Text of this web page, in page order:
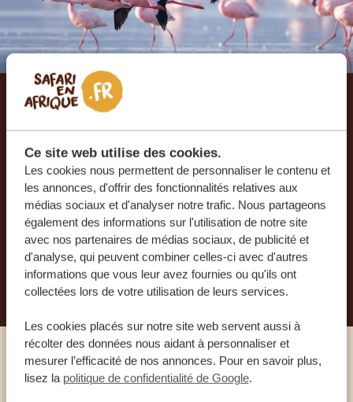
Ce site web utilise des cookies.
Les cookies nous permettent de personnaliser le contenu et
les annonces, d'offrir des fonctionnalités relatives aux
médias sociaux et d'analyser notre trafic. Nous partageons
également des informations sur l'utilisation de notre site
avec nos partenaires de médias sociaux, de publicité et
d'analyse, qui peuvent combiner celles-ci avec d'autres
informations que vous leur avez fournies ou qu'ils ont
collectées lors de votre utilisation de leurs services.
Les cookies placés sur notre site web servent aussi à
récolter des données nous aidant à personnaliser et
mesurer l’efficacité de nos annonces. Pour en savoir plus,
lisez la politique de confidentialité de Google.
Laissez-nous créer votre
voyage sur mesure
RECEVEZ UN DEVIS GRATUIT, SANS
ENGAGEMENT
PLANIFIEZ VOTRE AVENTURE
Appelez un expert